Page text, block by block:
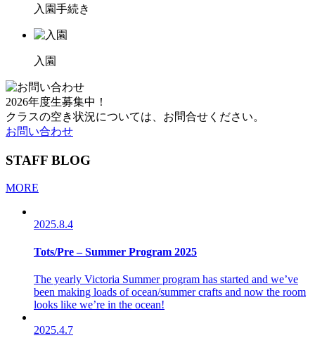
入園手続き
入園
2026年度生募集中！
クラスの空き状況については、お問合せください。
お問い合わせ
STAFF BLOG
MORE
2025.8.4
Tots/Pre – Summer Program 2025
The yearly Victoria Summer program has started and we’ve
been making loads of ocean/summer crafts and now the room
looks like we’re in the ocean!
2025.4.7